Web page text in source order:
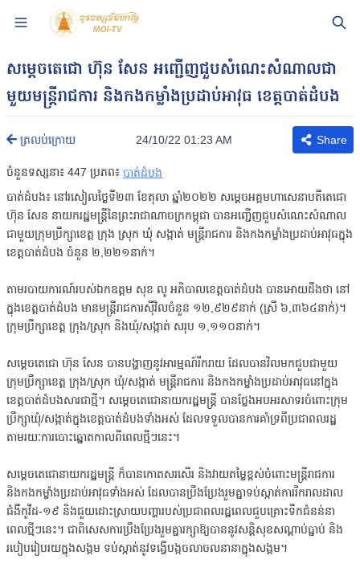
សម្តេចតេជោ ហ៊ុន សែន អញ្ជើញជួបសំណេះសំណាលជា
មួយមន្ត្រីរាជការ និងកងកម្លាំងប្រដាប់អាវុធ ខេត្តបាត់ដំបង
ត្រលប់ក្រោយ 24/10/22 01:23 AM Share
ចំនួនទស្សនា៖ 447 ប្រភព៖ បាត់ដំបង
បាត់ដំបង៖ នៅរសៀលថ្ងៃទី២៣ ខែតុលា ឆ្នាំ២០២២ សម្តេចអគ្គមហាសេនាបតីតេជោ
ហ៊ុន សែន នាយករដ្ឋមន្ត្រីនៃព្រះរាជាណាចក្រកម្ពុជា បានអញ្ជើញជួបសំណេះសំណាល
ជាមួយក្រុមប្រឹក្សាខេត្ត ក្រុង ស្រុក ឃុំ សង្កាត់ មន្ត្រីរាជការ និងកងកម្លាំងប្រដាប់អាវុធក្នុង
ខេត្តបាត់ដំបង ចំនួន ២,២២១នាក់។
តាមរបាយការណ៍របស់ឯកឧត្តម សុខ លូ អភិបាលខេត្តបាត់ដំបង បានអោយដឹងថា នៅ
ក្នុងខេត្តបាត់ដំបង មានមន្ត្រីរាជការស៊ីវិលចំនួន ១២,៩២៩នាក់ (ស្រី ៦,៣៦៤នាក់)។
ក្រុមប្រឹក្សាខេត្ត ក្រុង/ស្រុក និងឃុំ/សង្កាត់ សរុប ១,១១០នាក់។
សម្តេចតេជោ ហ៊ុន សែន បានបង្ហាញនូវអារម្មណ៍រីករាយ ដែលបានវិលមកជួបជាមួយ
ក្រុមប្រឹក្សាខេត្ត ក្រុង/ស្រុក ឃុំ/សង្កាត់ មន្ត្រីរាជការ និងកងកម្លាំងប្រដាប់អាវុធនៅក្នុង
ខេត្តបាត់ដំបងសារជាថ្មី។ សម្តេចតេជោនាយករដ្ឋមន្ត្រី បានថ្លែងអបអរសាទរចំពោះក្រុម
ប្រឹក្សាឃុំ/សង្កាត់​ក្នុងខេត្តបាត់ដំបងទាំងអស់ ដែលទទួលបានការគាំទ្រពីប្រជាពលរដ្ឋ
តាមរយៈការបោះឆ្នោតកាលពីពេលថ្មីៗនេះ។
សម្តេចតេជោនាយករដ្ឋមន្ត្រី ក៏បានកោតសរសើរ និងវាយតម្លៃខ្ពស់ចំពោះមន្ត្រីរាជការ
និងកងកម្លាំងប្រដាប់អាវុធទាំងអស់ ដែលបានប្រឹងប្រែងរួមគ្នាទប់ស្កាត់ការរីករាលដាល
ជំងឺកូវីដ-១៩ និងជួយដោះស្រាយបញ្ហារបស់ប្រជាពលរដ្ឋពេលជួបគ្រោះទឹកជំនន់នា
ពេលថ្មីៗនេះ។ ជាពិសេសការប្រឹងប្រែងរួមគ្នារក្សាឱ្យបាននូវសន្តិសុខសណ្តាប់ធ្នាប់ និង
របៀបរៀបរយក្នុងសង្គម ទប់ស្កាត់នូវទង្វើបង្កចលាចលនានាក្នុងសង្គម។